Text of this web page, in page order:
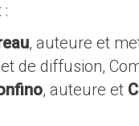
, auteure et
de diffusion,
, auteure et